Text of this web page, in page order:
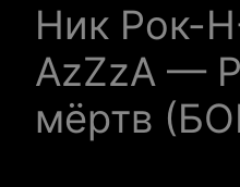
Ник Рок-
AzZzA —
мёртв